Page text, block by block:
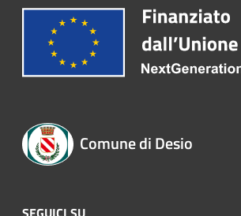
Comune di Desio